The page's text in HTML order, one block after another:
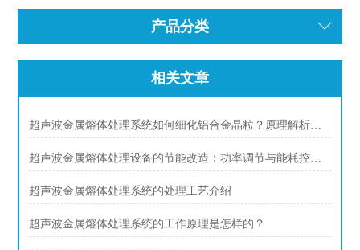
产品分类
相关文章
超声波金属熔体处理系统如何细化铝合金晶粒？原理解析与铸锭质量提升方案
超声波金属熔体处理设备的节能改造：功率调节与能耗控制技术
超声波金属熔体处理系统的处理工艺介绍
超声波金属熔体处理系统的工作原理是怎样的？